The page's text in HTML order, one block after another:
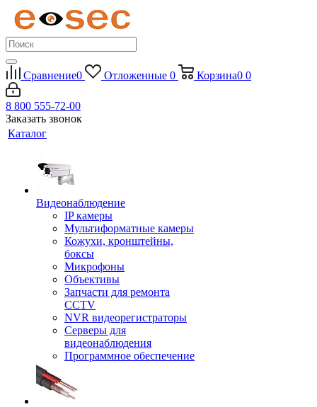
Сравнение0 Отложенные 0 Корзина0 0
8 800 555-72-00
Заказать звонок
Каталог
Видеонаблюдение
IP камеры
Мультиформатные камеры
Кожухи, кронштейны,
боксы
Микрофоны
Объективы
Запчасти для ремонта
CCTV
NVR видеорегистраторы
Серверы для
видеонаблюдения
Программное обеспечение